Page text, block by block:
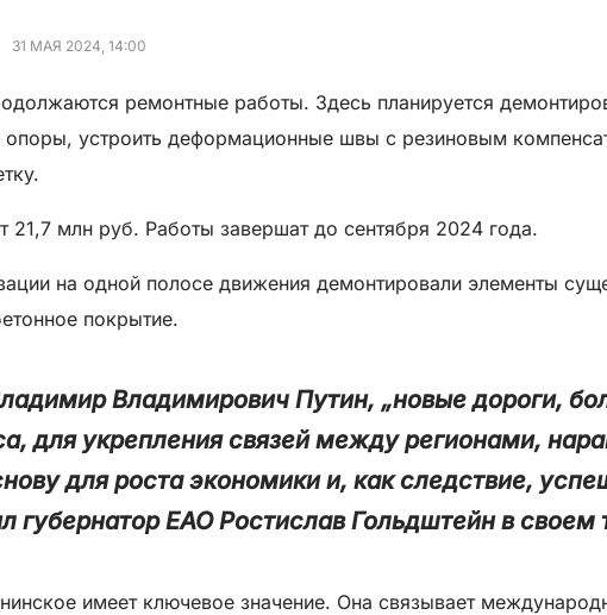
31 МАЯ 2024, 14:00
ремонтные работы. Здесь планируется
опоры, устроить деформационные швы с резиновым
21,7 млн руб. Работы завершат до сентября 2024 года.
на одной полосе движения демонтировали элементы
покрытие.
Владимирович Путин, „новые дороги,
для укрепления связей между регионами,
для роста экономики и, как следствие,
ЕАО Ростислав Гольдштейн в своем
имеет ключевое значение. Она связывает